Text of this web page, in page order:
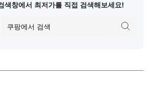
색창에서 최저가를 직접 검색해보세요!